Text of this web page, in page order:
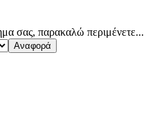
σας, παρακαλώ περιμένετε...